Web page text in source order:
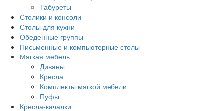
Табуреты
Столики и консоли
Столы для кухни
Обеденные группы
Письменные и компьютерные столы
Мягкая мебель
Диваны
Кресла
Комплекты мягкой мебели
Пуфы
Кресла-качалки